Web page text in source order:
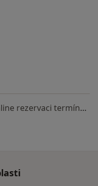
Tento specialista nenabízí online rezervaci termínu na této adrese.